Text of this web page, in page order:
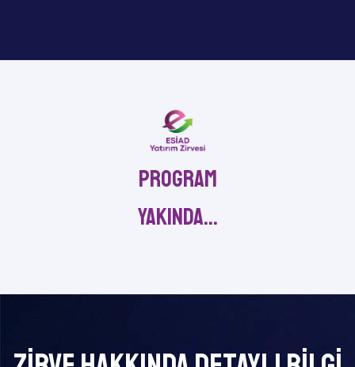
PROGRAM
yakında...